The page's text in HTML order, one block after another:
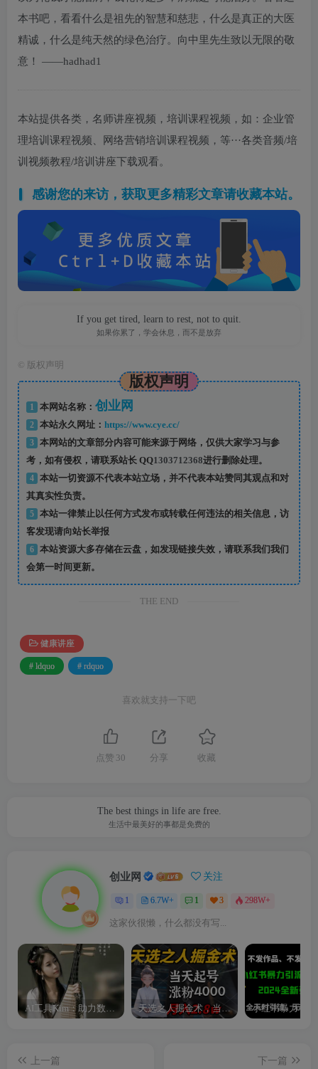
本书吧，看看什么是祖先的智慧和慈悲，什么是真正的大医
精诚，什么是纯天然的绿色治疗。向中里先生致以无限的敬
意！ ——hadhad1
本站提供各类，名师讲座视频，培训课程视频，如：企业管
理培训课程视频、网络营销培训课程视频，等···各类音频/培
训视频教程/培训讲座下载观看。
感谢您的来访，获取更多精彩文章请收藏本站。
If you get tired, learn to rest, not to quit.
如果你累了，学会休息，而不是放弃
版权声明
版权声明
1 本网站名称： 创业网
2 本站永久网址： https://www.cye.cc/
3
本网站的文章部分内容可能来源于网络，仅供大家学习与参
考，如有侵权，请联系站长 QQ1303712368进行删除处理。
4
本站一切资源不代表本站立场，并不代表本站赞同其观点和对
其真实性负责。
5
本站一律禁止以任何方式发布或转载任何违法的相关信息，访
客发现请向站长举报
6
本站资源大多存储在云盘，如发现链接失效，请联系我们我们
会第一时间更新。
THE END
健康讲座
# ldquo # rdquo
喜欢就支持一下吧
点赞 30 分享 收藏
The best things in life are free.
生活中最美好的事都是免费的
创业网 关注
1 6.7W+ 1 3 298W+
这家伙很懒，什么都没有写...
AI工具Kim：助力数字化转型的智能助手 天选之人掘金术，当天起号，7条作品涨粉4000+，单月变现2.8w天选之人掘…
上一篇
下一篇